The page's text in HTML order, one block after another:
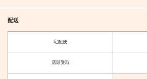
配送
宅配便
店頭受取